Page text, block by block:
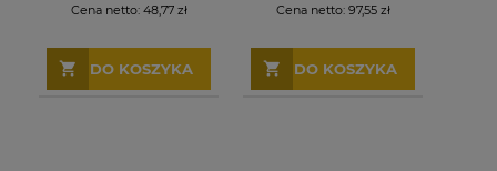
Cena netto: 48,77 zł
DO KOSZYKA
Cena netto: 97,55 zł
DO KOSZYKA